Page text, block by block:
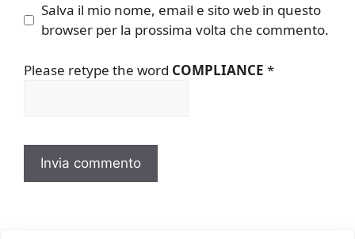
Salva il mio nome, email e sito web in questo
browser per la prossima volta che commento.
Please retype the word COMPLIANCE *